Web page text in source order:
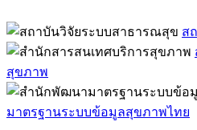
ส
สุขภาพ
มาตรฐานระบบข้อมูลสุขภาพไทย